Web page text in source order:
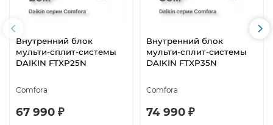
Внутренний блок
мульти-сплит-системы
DAIKIN FTXP25N
Comfora
67 990 ₽
Внутренний блок
мульти-сплит-системы
DAIKIN FTXP35N
Comfora
74 990 ₽